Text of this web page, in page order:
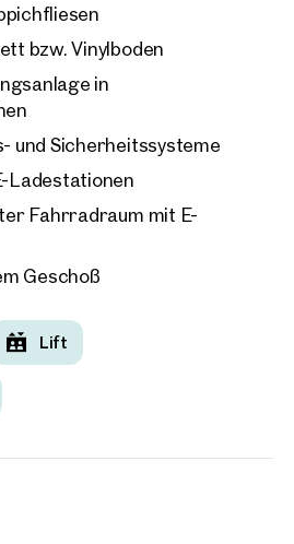
bzw. Vinylboden
in
und Sicherheitssysteme
Ladestationen
Fahrradraum mit E-
Geschoß
Lift